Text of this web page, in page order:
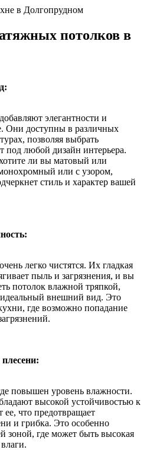
потолков в
элегантности и
Они доступны в различных
позволяя выбрать
под любой дизайн интерьера.
ли вы матовый или
или с узором,
стиль и характер вашей
легко чистятся. Их гладкая
пыль и загрязнения, и вы
потолок влажной тряпкой,
идеальный внешний вид. Это
где возможно попадание
повышен уровень влажности.
высокой устойчивостью к
что предотвращает
и грибка. Это особенно
зоной, где может быть высокая